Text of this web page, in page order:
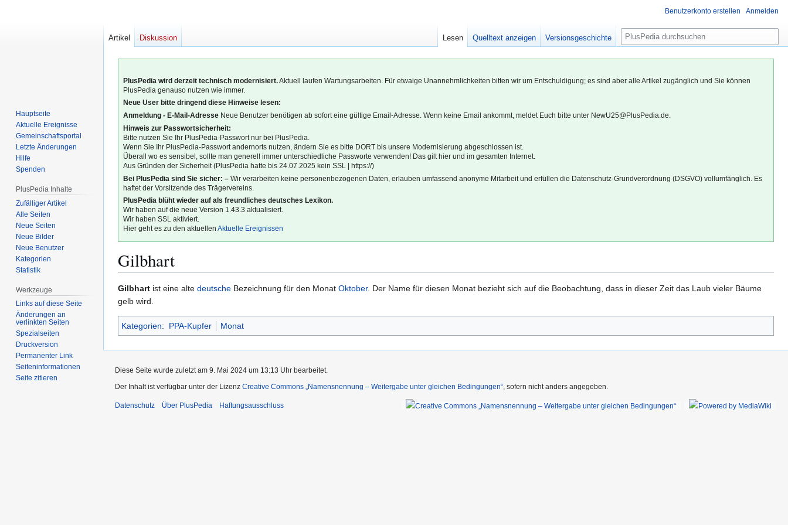
PlusPedia wird derzeit technisch modernisiert.Aktuell laufen Wartungsarbeiten. Für etwaige Unannehmlichkeiten bitten wir um Entschuldigung; es sind aber alle Artikel zugänglich und Sie können
PlusPedia genauso nutzen wie immer.
Neue User bitte dringend diese Hinweise lesen:
Anmeldung - E-Mail-Adresse Neue Benutzer benötigen ab sofort eine gültige Email-Adresse. Wenn keine Email ankommt, meldet Euch bitte unter NewU25@PlusPedia.de.
Hinweis zur Passwortsicherheit:
Bitte nutzen Sie Ihr PlusPedia-Passwort nur bei PlusPedia.
Wenn Sie Ihr PlusPedia-Passwort andernorts nutzen, ändern Sie es bitte DORT bis unsere Modernisierung abgeschlossen ist.
Überall wo es sensibel, sollte man generell immer unterschiedliche Passworte verwenden! Das gilt hier und im gesamten Internet.
Aus Gründen der Sicherheit (PlusPedia hatte bis 24.07.2025 kein SSL | https://)
Bei PlusPedia sind Sie sicher: – Wir verarbeiten keine personenbezogenen Daten, erlauben umfassend anonyme Mitarbeit und erfüllen die Datenschutz-Grundverordnung (DSGVO) vollumfänglich. Es
haftet der Vorsitzende des Trägervereins.
PlusPedia blüht wieder auf als freundliches deutsches Lexikon.
Wir haben auf die neue Version 1.43.3 aktualisiert.
Wir haben SSL aktiviert.
Hier geht es zu den aktuellenAktuelle Ereignissen
Gilbhart
Zur
Navigation
Zur
Suche
Gilbhart ist eine alte deutsche Bezeichnung für den Monat Oktober. Der Name für diesen Monat bezieht sich auf die Beobachtung, dass in dieser Zeit das Laub vieler Bäume
gelb wird.
Kategorien: PPA-Kupfer Monat
Benutzerkonto erstellen Anmelden
Artikel Diskussion Lesen Quelltext anzeigen Versionsgeschichte
S
u
c
e
Hauptseite
Aktuelle Ereignisse
Gemeinschafts­portal
Letzte Änderungen
Hilfe
Spenden
PlusPedia Inhalte
Zufälliger Artikel
Alle Seiten
Neue Seiten
Neue Bilder
Neue Benutzer
Kategorien
Statistik
Werkzeuge
Links auf diese Seite
Änderungen an
verlinkten Seiten
Spezialseiten
Druckversion
Permanenter Link
Seiten­­informationen
Seite zitieren
Diese Seite wurde zuletzt am 9. Mai 2024 um 13:13 Uhr bearbeitet.
Der Inhalt ist verfügbar unter der Lizenz Creative Commons „Namensnennung – Weitergabe unter gleichen Bedingungen“, sofern nicht anders angegeben.
Datenschutz Über PlusPedia Haftungsausschluss